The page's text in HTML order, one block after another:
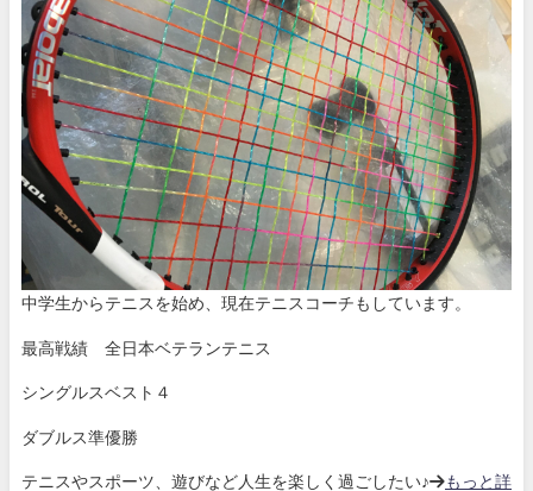
中学生からテニスを始め、現在テニスコーチもしています。
最高戦績 全日本ベテランテニス
シングルスベスト４
ダブルス準優勝
テニスやスポーツ、遊びなど人生を楽しく過ごしたい♪→もっと詳